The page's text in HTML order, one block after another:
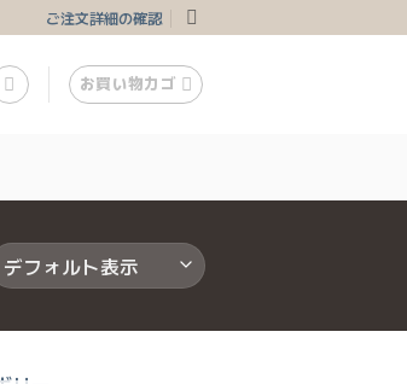
ご注文詳細の確認
お買い物カゴ